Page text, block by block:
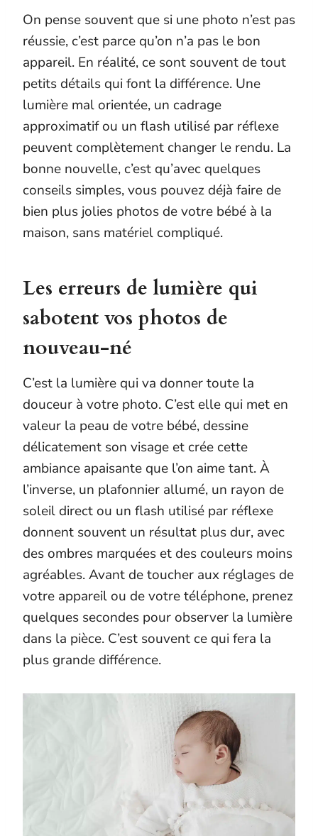
On pense souvent que si une photo n’est pas
réussie, c’est parce qu’on n’a pas le bon
appareil. En réalité, ce sont souvent de tout
petits détails qui font la différence. Une
lumière mal orientée, un cadrage
approximatif ou un flash utilisé par réflexe
peuvent complètement changer le rendu. La
bonne nouvelle, c’est qu’avec quelques
conseils simples, vous pouvez déjà faire de
bien plus jolies photos de votre bébé à la
maison, sans matériel compliqué.
Les erreurs de lumière qui
sabotent vos photos de
nouveau-né
C’est la lumière qui va donner toute la
douceur à votre photo. C’est elle qui met en
valeur la peau de votre bébé, dessine
délicatement son visage et crée cette
ambiance apaisante que l’on aime tant. À
l’inverse, un plafonnier allumé, un rayon de
soleil direct ou un flash utilisé par réflexe
donnent souvent un résultat plus dur, avec
des ombres marquées et des couleurs moins
agréables. Avant de toucher aux réglages de
votre appareil ou de votre téléphone, prenez
quelques secondes pour observer la lumière
dans la pièce. C’est souvent ce qui fera la
plus grande différence.